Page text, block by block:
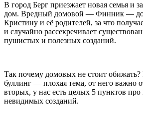
В город Берг приезжает новая семья и
дом. Вредный домовой — Финник —
Кристину и её родителей, за что
и случайно рассекречивает
пушистых и полезных созданий.
Так почему домовых не стоит
буллинг — плохая тема, от него важно
вторых, у нас есть целых 5 пунктов про
невидимых созданий.